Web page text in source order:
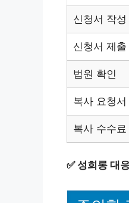
신청서 작성
신청서 제출
법원 확인
복사 요청서
복사 수수료
✅성희롱 대